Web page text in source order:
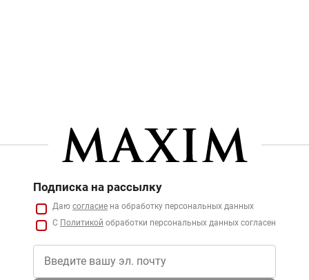
Подписка на рассылку
Даю согласие на обработку персональных данных
С Политикой обработки персональных данных согласен